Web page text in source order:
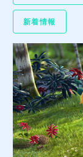
法人お見
よくあ
ア
新着情報